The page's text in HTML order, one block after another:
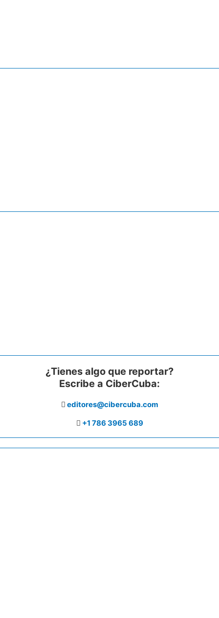
¿Tienes algo que reportar?
Escribe a CiberCuba:
editores@cibercuba.com
+1 786 3965 689